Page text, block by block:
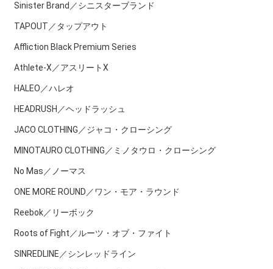
Sinister Brand／シニスターブランド
TAPOUT／タップアウト
Affliction Black Premium Series
Athlete-X／アスリートX
HALEO／ハレオ
HEADRUSH／ヘッドラッシュ
JACO CLOTHING／ジャコ・クローシング
MINOTAURO CLOTHING／ミノタウロ・クローシング
No Mas／ノーマス
ONE MORE ROUND／ワン・モア・ラウンド
Reebok／リーボック
Roots of Fight／ルーツ・オブ・ファイト
SINREDLINE／シンレッドライン